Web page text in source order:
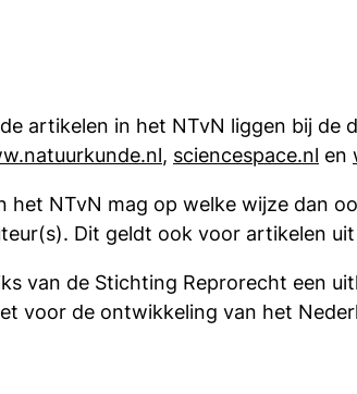
artikelen in het NTvN liggen bij
, sciencespace.nl en
het NTvN mag op welke wijze dan
Dit geldt ook voor artikelen
van de Stichting Reprorecht een
voor de ontwikkeling van het